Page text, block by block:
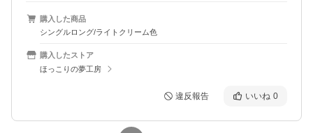
購入した商品
シングルロング/ライトクリーム色
購入したストア
ほっこりの夢工房
違反報告 いいね 0